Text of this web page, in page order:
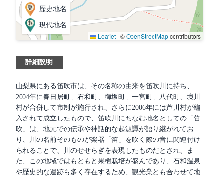
歴史地名
現代地名
Leaflet | ©OpenStreetMapcontributors
詳細説明
山梨県にある笛吹市は、その名称の由来を笛吹川に持ち、
2004年に春日居町、石和町、御坂町、一宮町、八代町、境川
村が合併して市制が施行され、さらに2006年には芦川村が編
入されて成立したもので、笛吹川にちなむ地名としての「笛
吹」は、地元での伝承や神話的な起源譚が語り継がれてお
り、川の名前そのものが楽器「笛」を吹く際の音に関連付け
られることで、川のせせらぎを表現したものだとされ、ま
た、この地域ではもともと果樹栽培が盛んであり、石和温泉
や歴史的な遺跡も多く存在するため、観光業とも合わせて地